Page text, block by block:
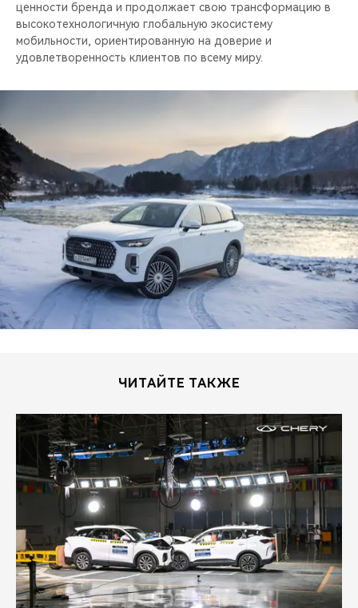
ценности бренда и продолжает свою трансформацию в
высокотехнологичную глобальную экосистему
мобильности, ориентированную на доверие и
удовлетворенность клиентов по всему миру.
ЧИТАЙТЕ ТАКЖЕ